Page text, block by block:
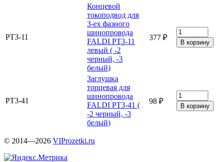
PT3-11
Концевой
токоподвод для
3-ех фазного
шинопровода
FALDI PT3-11
левый ( -2
черный, -3
белый)
377 ₽
PT3-41
Заглушка
торцевая для
шинопровода
FALDI PT3-41 (
-2 черный, -3
белый)
98 ₽
© 2014—2026 VIProzetki.ru